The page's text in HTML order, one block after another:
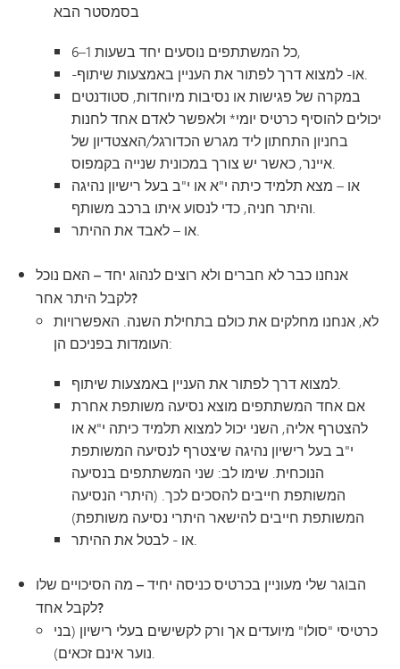
בסמסטר הבא
כל המשתתפים נוסעים יחד בשעות 1–6,
-או- למצוא דרך לפתור את העניין באמצעות שיתוף.
במקרה של פגישות או נסיבות מיוחדות, סטודנטים
יכולים להוסיף כרטיס יומי* ולאפשר לאדם אחד לחנות
בחניון התחתון ליד מגרש הכדורגל/האצטדיון של
איינר, כאשר יש צורך במכונית שנייה בקמפוס.
או – מצא תלמיד כיתה י"א או י"ב בעל רישיון נהיגה
והיתר חניה, כדי לנסוע איתו ברכב משותף.
או – לאבד את ההיתר.
אנחנו כבר לא חברים ולא רוצים לנהוג יחד – האם נוכל
לקבל היתר אחר?
לא, אנחנו מחלקים את כולם בתחילת השנה. האפשרויות
העומדות בפניכם הן:
למצוא דרך לפתור את העניין באמצעות שיתוף.
אם אחד המשתתפים מוצא נסיעה משותפת אחרת
להצטרף אליה, השני יכול למצוא תלמיד כיתה י"א או
י"ב בעל רישיון נהיגה שיצטרף לנסיעה המשותפת
הנוכחית. שימו לב: שני המשתתפים בנסיעה
המשותפת חייבים להסכים לכך. (היתרי הנסיעה
המשותפת חייבים להישאר היתרי נסיעה משותפת)
או - לבטל את ההיתר.
הבוגר שלי מעוניין בכרטיס כניסה יחיד – מה הסיכויים שלו
לקבל אחד?
כרטיסי "סולו" מיועדים אך ורק לקשישים בעלי רישיון (בני
נוער אינם זכאים).